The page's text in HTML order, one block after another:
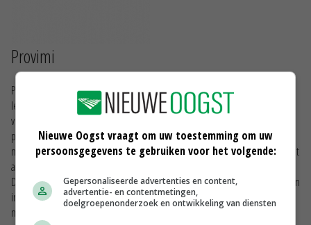
Provimi
Provimi is één van de leiders in de internationale diervoederindustrie. Wij
leveren innovatieve, praktische en resultaatgerichte diervoeders en
voerprogramma's aan moderne producenten. Met het ontwikkelen en
produceren van premixen, concentraten en specialiteiten, zoals
melkvervangers, biggenvoeders en speciale additieven komt Provimi tegemoet
aan specifieke wensen en behoeftes van het dier en de klant.
De sleutel tot succes is het inspelen op nieuwe en toekomstige ontwikkelingen
in de markt. Onderzoek vormt de basis van onze strategie om het wereldwijd
marktleiderschap in diervoeding te behouden en uit te breiden. Onze
Nieuwe Oogst vraagt om uw toestemming om uw
persoonsgegevens te gebruiken voor het volgende:
Gepersonaliseerde advertenties en content,
advertentie- en contentmetingen,
doelgroepenonderzoek en ontwikkeling van diensten